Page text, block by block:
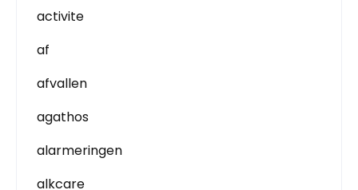
activite
af
afvallen
agathos
alarmeringen
alkcare